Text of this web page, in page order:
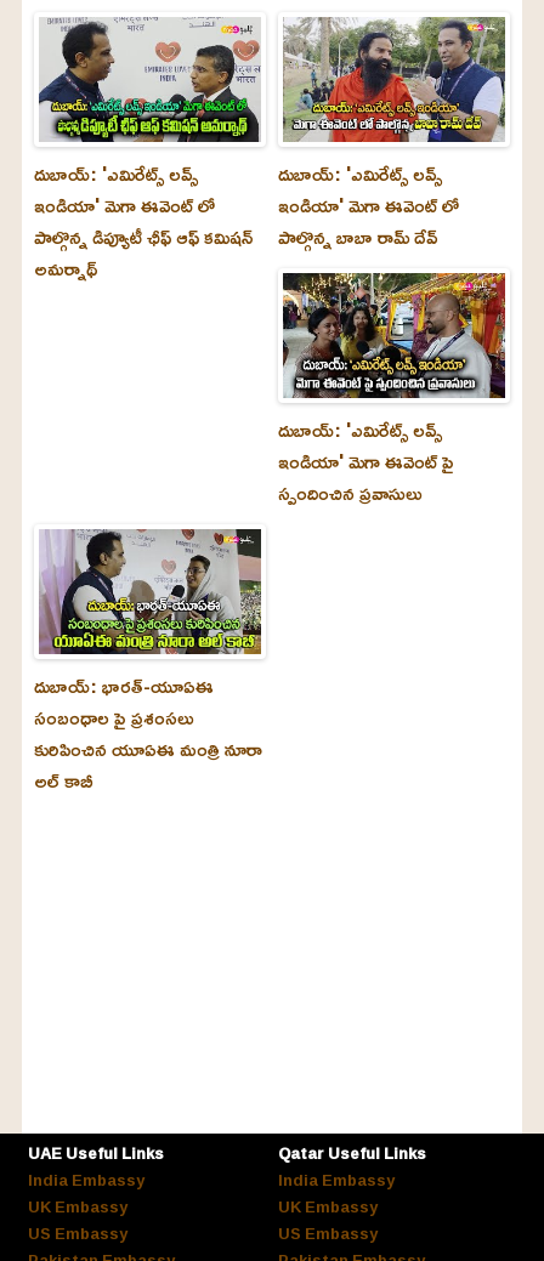
దుబాయ్‌: 'ఎమిరేట్స్ లవ్స్
ఇండియా' మెగా ఈవెంట్ లో
పాల్గొన్న డిప్యూటీ ఛీఫ్ ఆఫ్ కమిషన్
అమర్నాథ్
దుబాయ్‌: 'ఎమిరేట్స్ లవ్స్
ఇండియా' మెగా ఈవెంట్ లో
పాల్గొన్న బాబా రామ్ దేవ్
దుబాయ్‌: 'ఎమిరేట్స్ లవ్స్
ఇండియా' మెగా ఈవెంట్ పై
స్పందించిన ప్రవాసులు
దుబాయ్‌: భారత్-యూఏఈ
సంబంధాల పై ప్రశంసలు
కురిపించిన యూఏఈ మంత్రి నూరా
అల్‌ కాబీ
UAE Useful Links
India Embassy
UK Embassy
US Embassy
Qatar Useful Links
India Embassy
UK Embassy
US Embassy